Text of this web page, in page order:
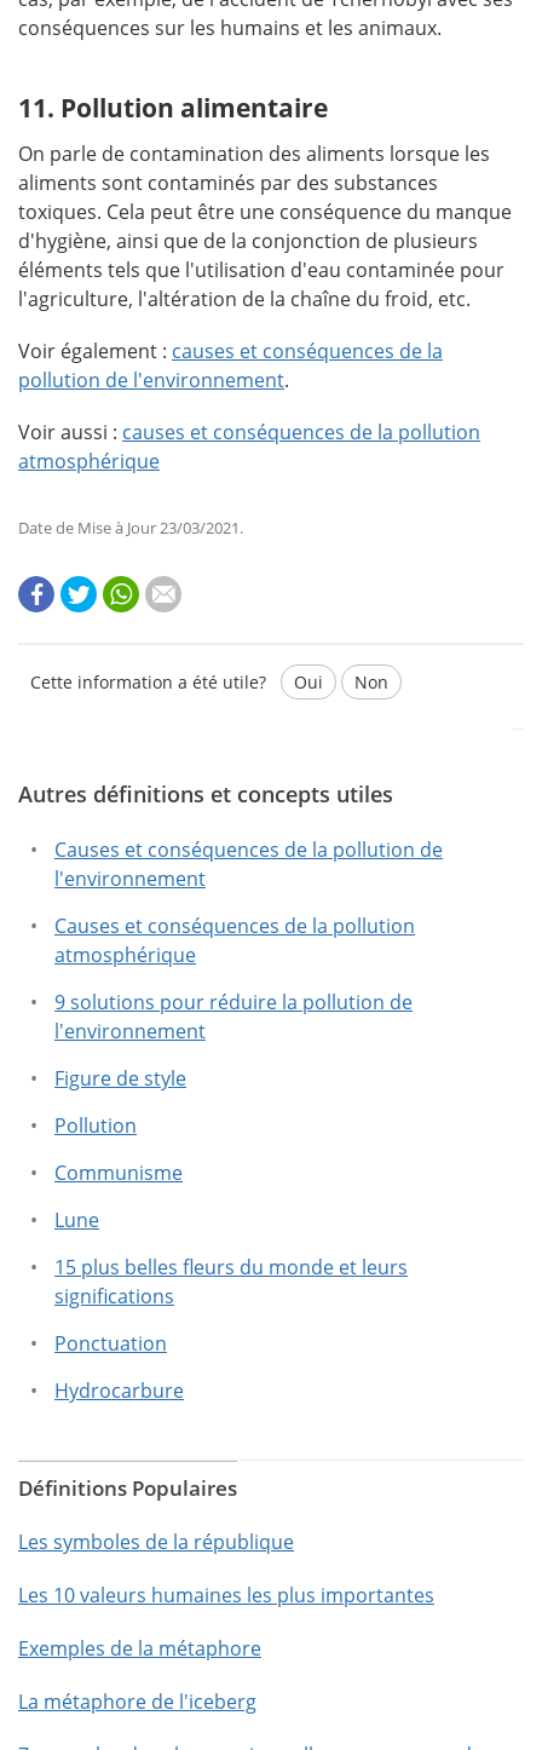
conséquences sur les humains et les animaux.
11. Pollution alimentaire
On parle de contamination des aliments lorsque les
aliments sont contaminés par des substances
toxiques. Cela peut être une conséquence du manque
d'hygiène, ainsi que de la conjonction de plusieurs
éléments tels que l'utilisation d'eau contaminée pour
l'agriculture, l'altération de la chaîne du froid, etc.
Voir également : causes et conséquences de la
pollution de l'environnement.
Voir aussi : causes et conséquences de la pollution
atmosphérique
Date de Mise à Jour 23/03/2021.
Cette information a été utile? Oui Non
Ce texte contient des informations erronées.
Ce texte ne contient pas les informations que vous
cherchez.
Autres définitions et concepts utiles
Causes et conséquences de la pollution de
l'environnement
Causes et conséquences de la pollution
atmosphérique
9 solutions pour réduire la pollution de
l'environnement
Figure de style
Pollution
Communisme
Lune
15 plus belles fleurs du monde et leurs
significations
Ponctuation
Hydrocarbure
Définitions Populaires
Les symboles de la république
Les 10 valeurs humaines les plus importantes
Exemples de la métaphore
La métaphore de l'iceberg